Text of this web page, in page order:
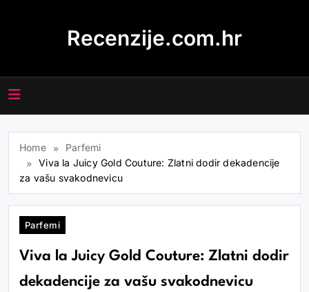
Recenzije.com.hr
Home
Parfemi
Viva la Juicy Gold Couture: Zlatni dodir dekadencije
za vašu svakodnevicu
Parfemi
Viva la Juicy Gold Couture: Zlatni dodir
dekadencije za vašu svakodnevicu